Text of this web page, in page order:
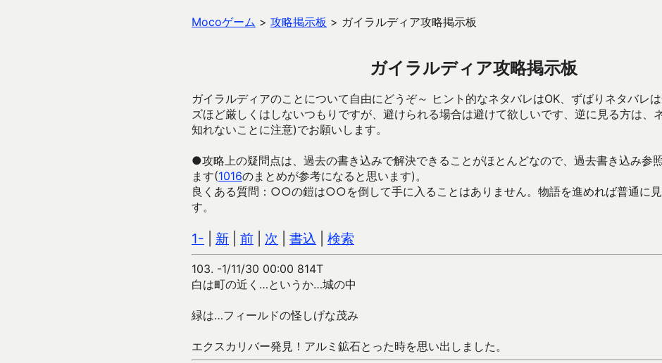
Mocoゲーム > 攻略掲示板 > ガイラルディア攻略掲示板
ガイラルディア攻略掲示板
ガイラルディアのことについて自由にどうぞ～ ヒント的なネタバレはOK、ずばりネタバレ
ズほど厳しくはしないつもりですが、避けられる場合は避けて欲しいです、逆に見る方は、
知れないことに注意)でお願いします。
●攻略上の疑問点は、過去の書き込みで解決できることがほとんどなので、過去書き込み参
ます(1016のまとめが参考になると思います)。
良くある質問：○○の鎧は○○を倒して手に入ることはありません。物語を進めれば普通に見
す。
1- 新 前 次 書込 検索
103. -1/11/30 00:00 814T
白は町の近く…というか…城の中
緑は…フィールドの怪しげな茂み
エクスカリバー発見！アルミ鉱石とった時を思い出しました。